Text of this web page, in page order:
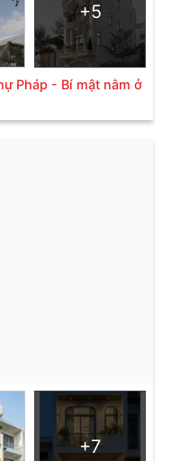
+5
Pháp - Bí mật nằm ở
+7